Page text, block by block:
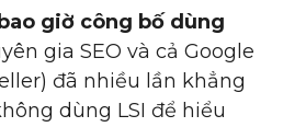
giờ công bố dùng
gia SEO và cả Google
đã nhiều lần khẳng
dùng LSI để hiểu